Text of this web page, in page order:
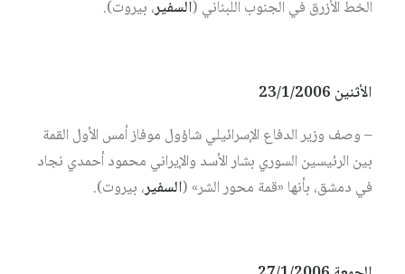
الخط الأزرق في الجنوب اللبناني (السفير، بيروت).
الأثنين 23/1/2006
– وصف وزير الدفاع الإسرائيلي شاؤول موفاز أمس الأول القمة
بين الرئيسين السوري بشار الأسد والإيراني محمود أحمدي نجاد
في دمشق، بأنها «قمة محور الشر» (السفير، بيروت).